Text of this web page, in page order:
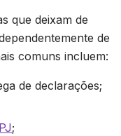
que deixam de
de
comuns incluem:
de declarações;
;